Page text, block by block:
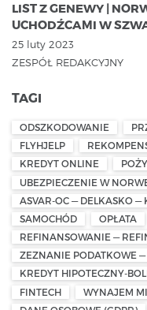
LIST Z GENEWY |
UCHODŹCAMI W
25 luty 2023
ZESPÓŁ REDAKCYJNY
TAGI
ODSZKODOWANIE
FLYHJELP
KREDYT ONLINE
UBEZPIECZENIE W
ASVAR-OC — DELKASKO —
SAMOCHÓD
OPŁATA
REFINANSOWANIE —
ZEZNANIE PODATKOWE —
KREDYT HIPOTECZNY-
FINTECH
WYNAJEM